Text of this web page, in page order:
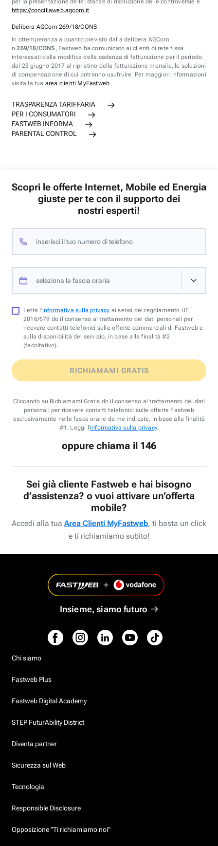
per la presentazione delle istanze di risoluzione delle controversie è
https://conciliaweb.agcom.it
Delibera AGCom 269/18/CONS
In ottemperanza a quanto previsto dalla delibera AGCom
n.269/18/CONS , Fastweb ha comunicato ai clienti di rete fissa
interessati dalla modifica della cadenza di fatturazione per il periodo
dal 23 giugno 2017 al ripristino della fatturazione mensile, le soluzioni
di compensazione di cui potranno usufruire. Per maggiori informazioni
visita la tua area clienti MyFastweb
TRASPARENZA TARIFFARIA
PER I CONSUMATORI
FASTWEB INFORMA
PARENTAL CONTROL
Scopri le offerte Internet, Mobile ed Energia
giuste per te con il supporto dei
nostri esperti!
inserisci il tuo numero di telefono
seleziona la fascia oraria
Letta l'informativa sulla privacy ai sensi del regolamento UE
2016/679 do il consenso al trattamento dei dati personali per
ricevere contatti telefonici sulle offerte commerciali di Fastweb e
sulla disponibilità del servizio, in base alla finalità #2
(facoltativo).
RICHIAMAMI GRATIS
Cliccando su Richiamami Gratis do il consenso al trattamento dei dati
personali per ricevere contatti telefonici sulle offerte Fastweb
esclusivamente nelle fasce orarie da me indicate, in base alla finalità
#1. Leggi l'informativa sulla privacy.
oppure chiama il 146
Sei già cliente Fastweb e hai bisogno
d’assistenza? o vuoi attivare un’offerta
mobile?
Accedi alla tua Area Clienti MyFastweb, ti basta un click
e ti richiamiamo subito!
Insieme, siamo futuro
Chi siamo
Fastweb Plus
Fastweb Digital Academy
STEP FuturAbility District
Diventa partner
Sicurezza sul Web
Tecnologia
Responsible Disclosure
Opposizione "Ti richiamiamo noi"